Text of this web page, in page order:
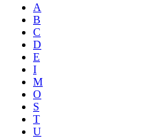
A
B
C
D
E
I
M
O
S
T
U